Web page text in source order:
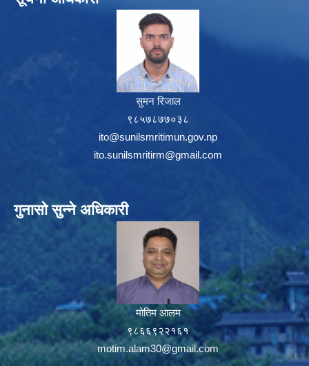
सुमन रिजाल
९८५७८७७०३८
ito@sunilsmritimun.gov.np
ito.sunilsmritirm@gmail.com
गुनासो सुन्ने अधिकारी
मोतिम आलम
९८६६९२२१६१
motim.alam30@gmail.com